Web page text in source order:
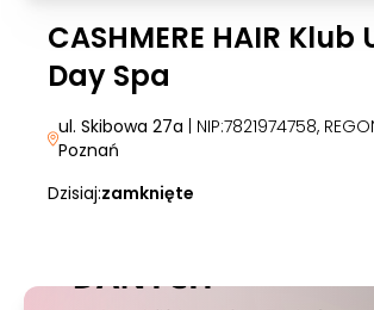
CASHMERE HAIR Klub
Day Spa
ul. Skibowa 27a | NIP:7821974758,
Poznań
Dzisiaj:zamknięte